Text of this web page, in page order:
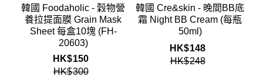
韓國 Foodaholic - 穀物營
養拉提面膜 Grain Mask
Sheet 每盒10塊 (FH-
20603)
HK$150
HK$300
韓國 Cre&skin - 晚間BB底
霜 Night BB Cream (每瓶
50ml)
HK$148
HK$248